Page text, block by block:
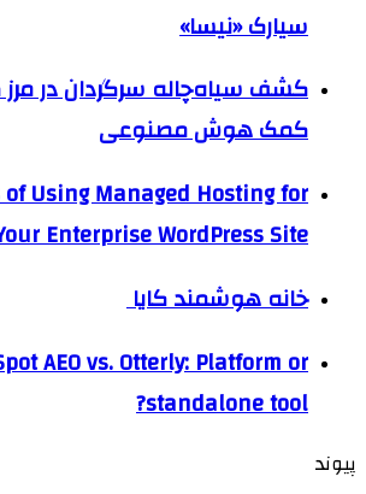
سیارک «نیسا»
کشف سیاه‌چاله سرگردان در
کمک هوش مصنوعی
Using Managed Hosting for
Enterprise WordPress Site
خانه هوشمند کایا
AEO vs. Otterly: Platform or
standalone tool?
پیوند